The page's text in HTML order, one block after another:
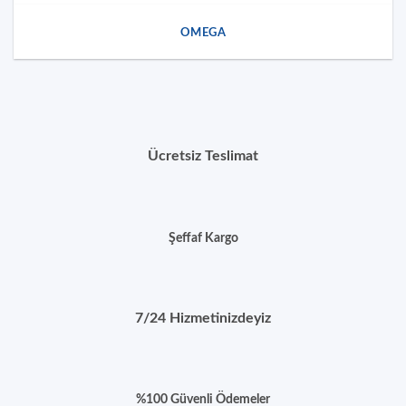
OMEGA
Ücretsiz Teslimat
Şeffaf Kargo
7/24 Hizmetinizdeyiz
%100 Güvenli Ödemeler